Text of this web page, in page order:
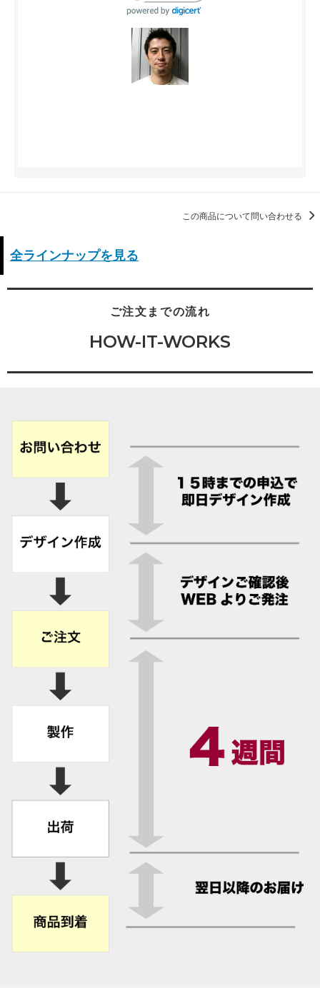
この商品について問い合わせる
全ラインナップを見る
ご注文までの流れ
HOW-IT-WORKS